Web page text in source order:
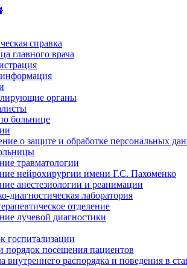
справка
главного врача
органы
больнице
о защите и обработке персональных
травматологии
нейрохирургии имени Г.С. Пахоменко
анестезиологии и реанимации
диагностическая лаборатория
отделение
лучевой диагностики
госпитализации
порядок посещения пациентов
внутреннего распорядка и поведения в